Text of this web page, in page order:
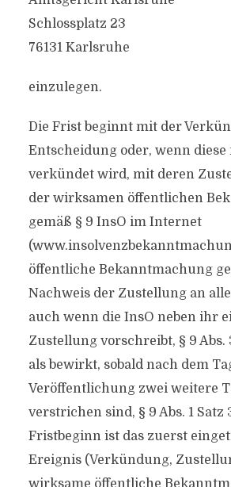
Schlossplatz 23
76131 Karlsruhe
einzulegen.
Die Frist beginnt mit der
Entscheidung oder, wenn
verkündet wird, mit deren
der wirksamen öffentlichen
gemäß § 9 InsO im Internet
öffentliche Bekanntmachung
Nachweis der Zustellung an
auch wenn die InsO neben ihr
Zustellung vorschreibt, § 9 Abs.
als bewirkt, sobald nach dem
Veröffentlichung zwei weitere
verstrichen sind, § 9 Abs. 1 Satz
Fristbeginn ist das zuerst
Ereignis (Verkündung,
wirksame öffentliche